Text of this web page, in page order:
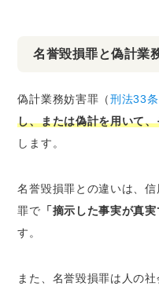
名誉毀損罪と偽計業
偽計業務妨害罪（刑法33
し、または偽計を用いて
します。
名誉毀損罪との違いは、
罪で 「摘示した事実が真
す。
また、名誉毀損罪は人の